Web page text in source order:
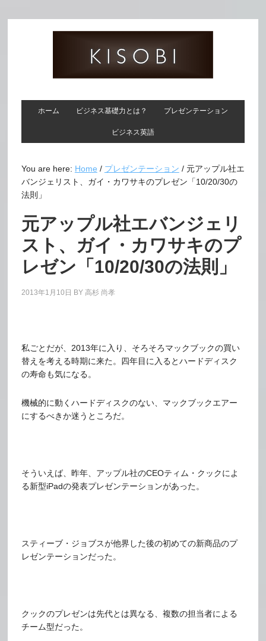
ホーム ビジネス基礎力とは？ プレゼンテーション
ビジネス英語
You are here: Home / プレゼンテーション /元アップル社エ
バンジェリスト、ガイ・カワサキのプレゼン「10/20/30の
法則」
元アップル社エバンジェリ
スト、ガイ・カワサキのプ
レゼン「10/20/30の法則」
2013年1月10日 BY 高杉 尚孝
私ごとだが、2013年に入り、そろそろマックブックの買い
替えを考える時期に来た。四年目に入るとハードディスク
の寿命も気になる。
機械的に動くハードディスクのない、マックブックエアー
にするべきか迷うところだ。
そういえば、昨年、アップル社のCEOティム・クックによ
る新型iPadの発表プレゼンテーションがあった。
スティーブ・ジョブスが他界した後の初めての新商品のプ
レゼンテーションだった。
クックのプレゼンは先代とは異なる、複数の担当者による
チーム型だった。